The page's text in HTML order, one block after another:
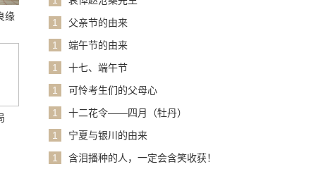
缘
1
父亲节的由来
1
端午节的由来
1
十七、端午节
1
可怜考生们的父母心
1
十二花令——四月（牡丹）
1
宁夏与银川的由来
1
含泪播种的人，一定会含笑收获！